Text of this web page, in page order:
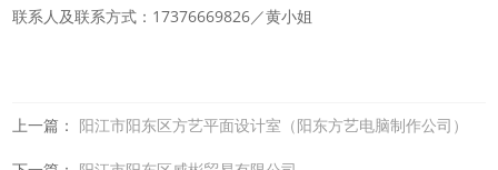
联系人及联系方式：17376669826／黄小姐
上一篇： 阳江市阳东区方艺平面设计室（阳东方艺电脑制作公司）